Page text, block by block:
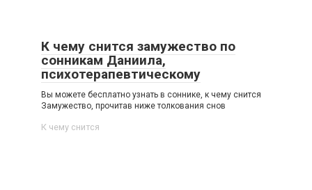
К чему снится замужество по
сонникам Даниила,
психотерапевтическому
Вы можете бесплатно узнать в соннике, к чему снится
Замужество, прочитав ниже толкования снов
К чему снится